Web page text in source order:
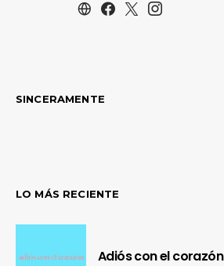
SINCERAMENTE
LO MÁS RECIENTE
Adiós con el corazón